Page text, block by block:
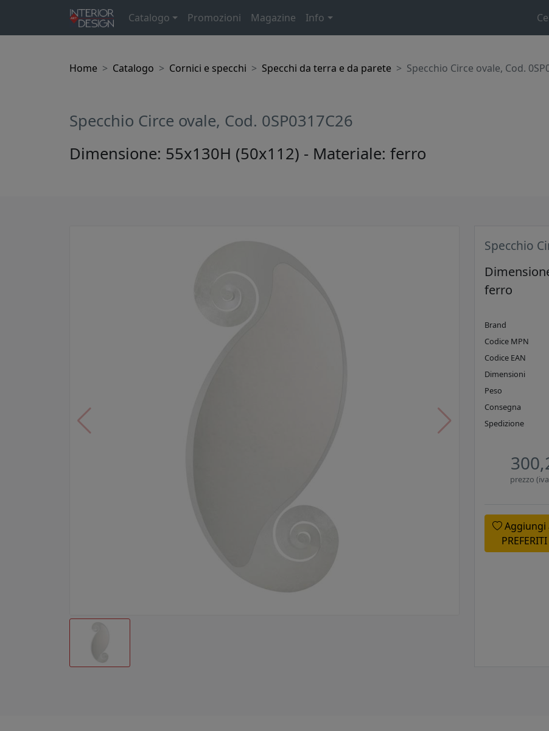
Catalogo Promozioni Magazine Info
Home Catalogo Cornici e specchi Specchi da terra e da parete Specchio Circe ovale, Cod.
Specchio Circe ovale, Cod. 0SP0317C26
Dimensione: 55x130H (50x112) - Materiale: ferro
Specchio
ferro
Brand
Codice MPN
Codice EAN
Dimensioni
Peso
Consegna
Spedizione
prezzo
Aggiungi
PREFERITI